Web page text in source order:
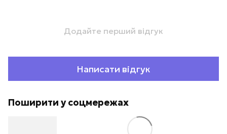
Додайте перший відгук
Написати відгук
Поширити у соцмережах